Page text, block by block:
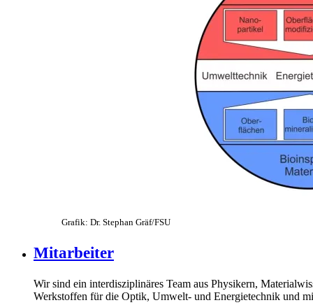
Grafik: Dr. Stephan Gräf/FSU
Mitarbeiter
Wir sind ein interdisziplinäres Team aus Physikern,
Werkstoffen für die Optik, Umwelt- und Energietechnik und